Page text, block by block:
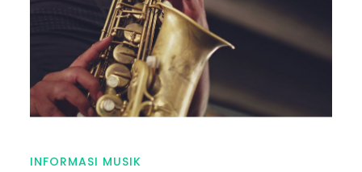
INFORMASI MUSIK